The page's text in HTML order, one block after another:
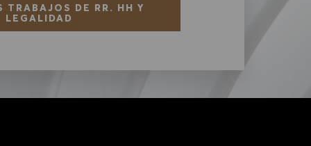
TRABAJOS DE RR. HH Y
LEGALIDAD